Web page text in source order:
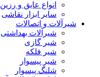
انواع عایق و رزین
سایر ابزار نقاشی
شیرآلات و اتصالات
شیرآلات بهداشتی
شیر گازی
شیر فلکه
شیر پیسوار
شلنگ پیسوار